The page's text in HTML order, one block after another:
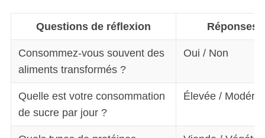
Questions de réflexion Réponses
Consommez-vous souvent des
aliments transformés ?
Oui / Non
Quelle est votre consommation
de sucre par jour ?
Élevée /